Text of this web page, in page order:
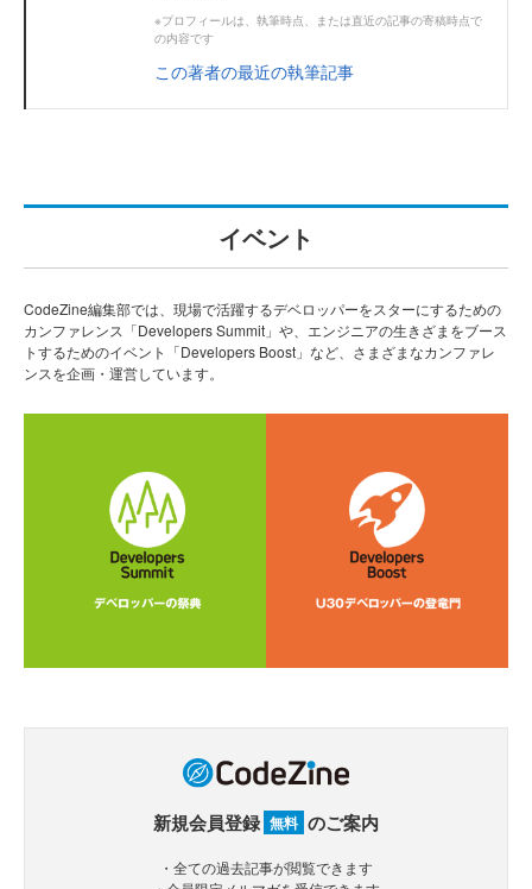
※プロフィールは、執筆時点、または直近の記事の寄稿時点で
の内容です
この著者の最近の執筆記事
イベント
CodeZine編集部では、現場で活躍するデベロッパーをスターにするための
カンファレンス「Developers Summit」や、エンジニアの生きざまをブース
トするためのイベント「Developers Boost」など、さまざまなカンファレ
ンスを企画・運営しています。
新規会員登録 無料 のご案内
・全ての過去記事が閲覧できます